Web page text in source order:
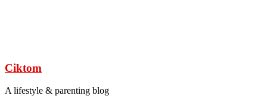
Ciktom
A lifestyle & parenting blog